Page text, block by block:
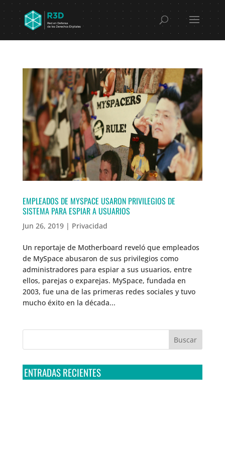
EMPLEADOS DE MYSPACE USARON PRIVILEGIOS DE
SISTEMA PARA ESPIAR A USUARIOS
Jun 26, 2019| Privacidad
Un reportaje de Motherboard reveló que empleados
de MySpace abusaron de sus privilegios como
administradores para espiar a sus usuarios, entre
ellos, parejas o exparejas. MySpace, fundada en
2003, fue una de las primeras redes sociales y tuvo
mucho éxito en la década...
ENTRADAS RECIENTES